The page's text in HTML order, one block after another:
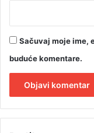
Sačuvaj moje ime,
buduće komentare.